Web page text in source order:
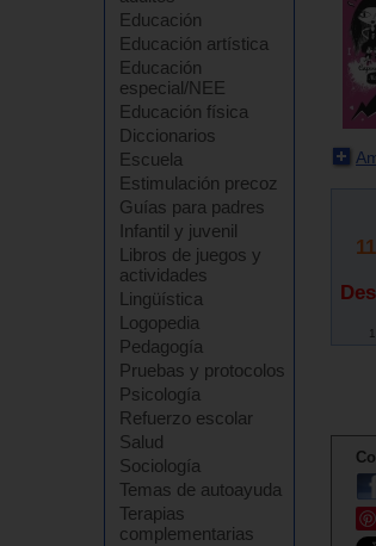
Educación
Educación artística
Educación
especial/NEE
Educación física
Diccionarios
Escuela
Estimulación precoz
Guías para padres
Infantil y juvenil
Libros de juegos y
actividades
Lingüística
Logopedia
Pedagogía
Pruebas y protocolos
Psicología
Refuerzo escolar
Salud
Sociología
Temas de autoayuda
Terapias
complementarias